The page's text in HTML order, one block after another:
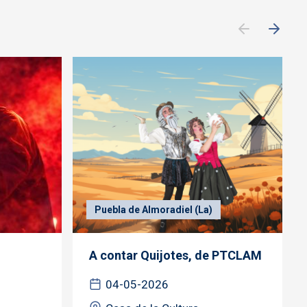
Puebla de Almoradiel (La)
A contar Quijotes, de PTCLAM
04-05-2026